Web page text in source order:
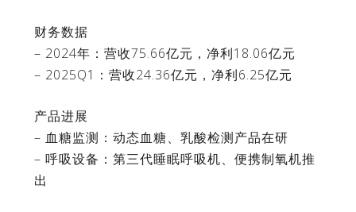
财务数据
– 2024年：营收75.66亿元，净利18.06亿元
– 2025Q1：营收24.36亿元，净利6.25亿元
产品进展
– 血糖监测：动态血糖、乳酸检测产品在研
– 呼吸设备：第三代睡眠呼吸机、便携制氧机推
出